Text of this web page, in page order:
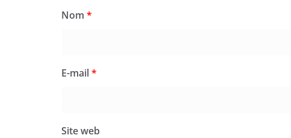
Nom *
E-mail*
Site web